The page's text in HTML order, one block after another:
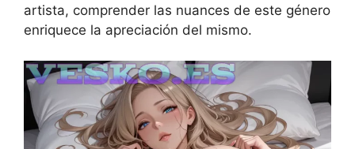
artista, comprender las nuances de este género
enriquece la apreciación del mismo.